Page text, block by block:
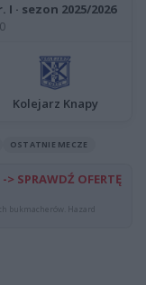
· sezon 2025/2026
Kolejarz Knapy
OSTATNIE MECZE
> SPRAWDŹ OFERTĘ
bukmacherów. Hazard